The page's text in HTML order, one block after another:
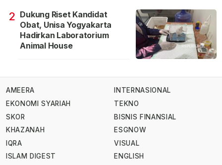
2 Dukung Riset Kandidat
Obat, Unisa Yogyakarta
Hadirkan Laboratorium
Animal House
AMEERA
EKONOMI SYARIAH
SKOR
KHAZANAH
IQRA
ISLAM DIGEST
INTERNASIONAL
TEKNO
BISNIS FINANSIAL
ESGNOW
VISUAL
ENGLISH